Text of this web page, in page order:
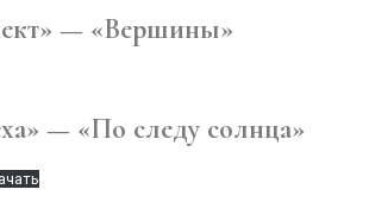
— «Вершины»
— «По следу солнца»